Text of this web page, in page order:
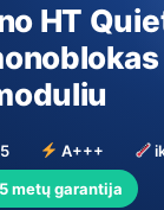
HT
A+++
metų garantija